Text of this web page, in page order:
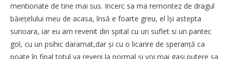
mentionate de tine mai sus. Incerc sa ma remontez de dragul
băiețelului meu de acasa, însă e foarte greu, el își astepta
surioara, iar eu am revenit din spital cu un suflet si un pantec
gol, cu un psihic daramat,dar și cu o licarire de speranță ca
poate în final totul va reveni la normal și voi mai gasi putere sa